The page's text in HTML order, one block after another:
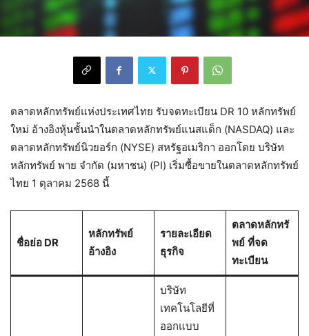
ตลาดหลักทรัพย์แห่งประเทศไทย รับจดทะเบียน DR 10 หลักทรัพย์
ใหม่ อ้างอิงหุ้นชั้นนำในตลาดหลักทรัพย์แนสแด็ก (NASDAQ) และ
ตลาดหลักทรัพย์นิวยอร์ก (NYSE) สหรัฐอเมริกา ออกโดย บริษัท
หลักทรัพย์ พาย จำกัด (มหาชน) (PI) เริ่มซื้อขายในตลาดหลักทรัพย์
ไทย 1 ตุลาคม 2568 นี้
ชื่อย่อDR
หลักทรัพย์
อ้างอิง
รายละเอียด
ธุรกิจ
ตลาดหลักทรั
พย์ ที่จด
ทะเบียน
บริษัท
เทคโนโลยีที่
ออกแบบ